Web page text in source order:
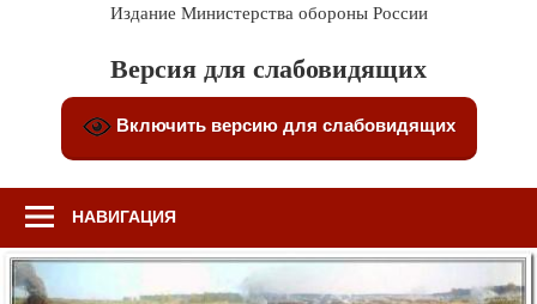
Издание Министерства обороны России
Версия для слабовидящих
Включить версию для слабовидящих
НАВИГАЦИЯ